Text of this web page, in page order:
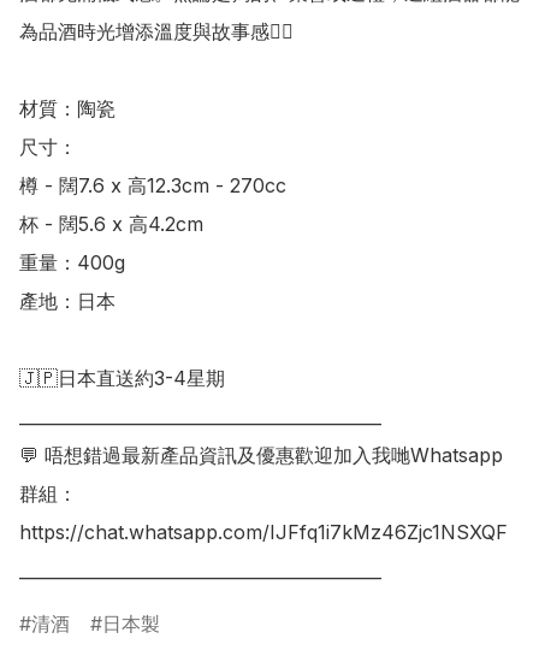
為品酒時光增添溫度與故事感👍🏻
材質：陶瓷
尺寸：
樽 - 闊7.6 x 高12.3cm - 270cc
杯 - 闊5.6 x 高4.2cm
重量：400g
產地：日本
🇯🇵日本直送約3-4星期
💬 唔想錯過最新產品資訊及優惠歡迎加入我哋Whatsapp
群組：
https://chat.whatsapp.com/IJFfq1i7kMz46Zjc1NSXQF
清酒 日本製